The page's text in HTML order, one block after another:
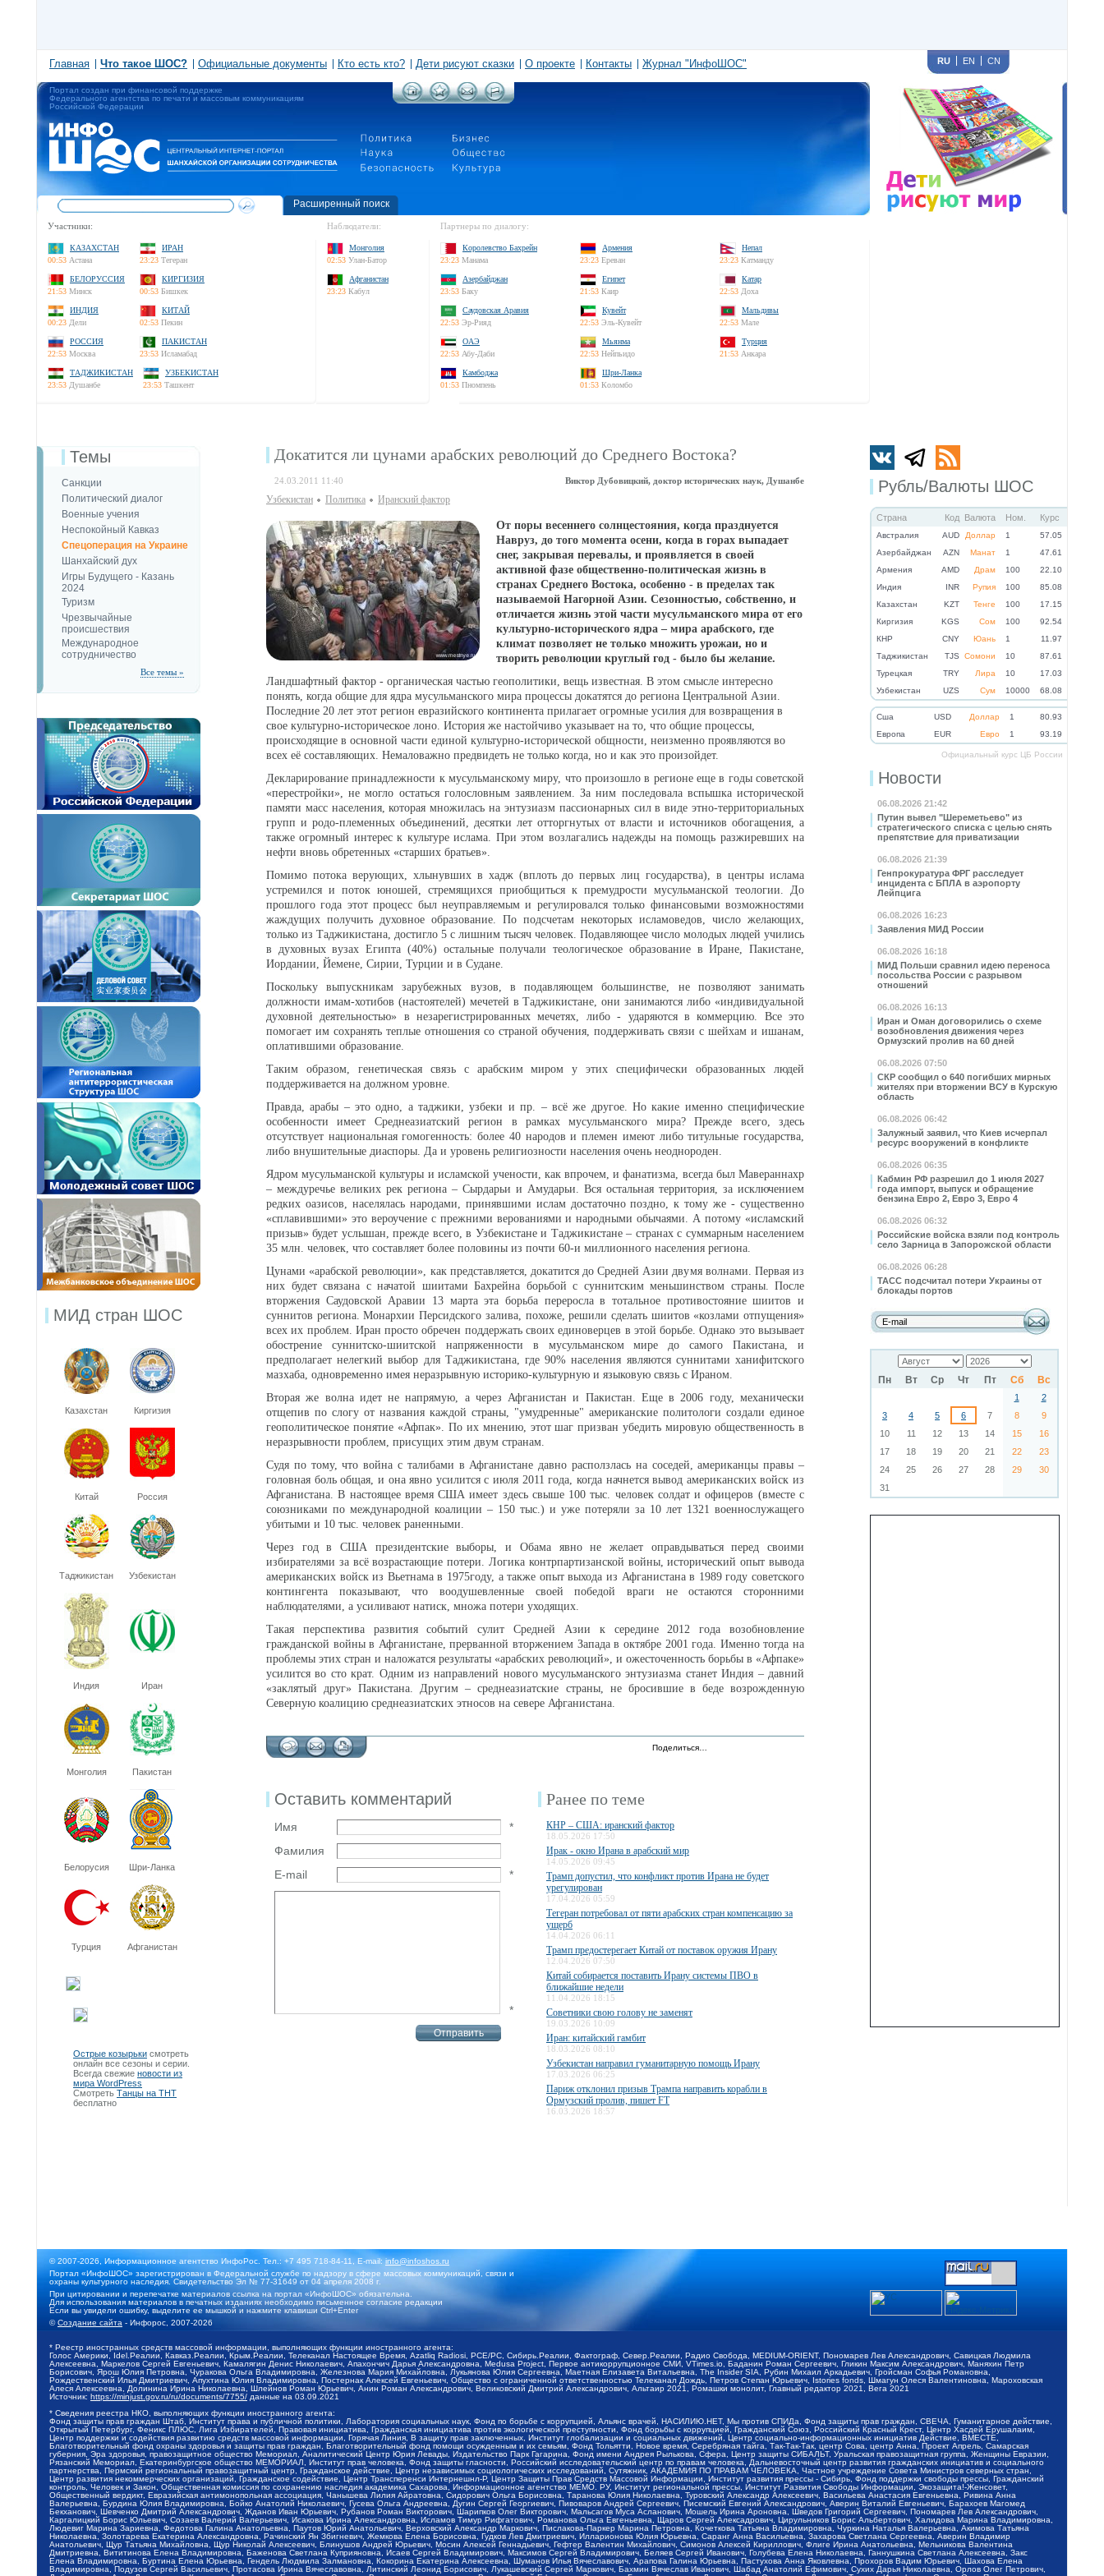
Главная Что такое ШОС? Официальные документы Кто есть кто? Дети рисуют сказки О проекте Контакты Журнал "ИнфоШОС" RU EN CN
Портал создан при финансовой поддержке
Федерального агентства по печати и массовым коммуникациям
Российской Федерации
Расширенный поиск
Участники:
КАЗАХСТАН
00:53 Астана
ИРАН
23:23 Тегеран
БЕЛОРУССИЯ
21:53 Минск
КИРГИЗИЯ
00:53 Бишкек
ИНДИЯ
00:23 Дели
КИТАЙ
02:53 Пекин
РОССИЯ
22:53 Москва
ПАКИСТАН
23:53 Исламабад
ТАДЖИКИСТАН
23:53 Душанбе
УЗБЕКИСТАН
23:53 Ташкент
Наблюдатели:
Монголия
02:53 Улан-Батор
Афганистан
23:23 Кабул
Партнеры по диалогу:
Королевство Бахрейн
23:23 Манама
Армения
23:23 Ереван
Непал
23:23 Катманду
Азербайджан
23:53 Баку
Египет
21:53 Каир
Катар
22:53 Доха
Саудовская Аравия
22:53 Эр-Рияд
Кувейт
22:53 Эль-Кувейт
Мальдивы
22:53 Мале
ОАЭ
22:53 Абу-Даби
Мьянма
22:53 Нейпьидо
Турция
21:53 Анкара
Камбоджа
01:53 Пномпень
Шри-Ланка
01:53 Коломбо
Рубль/Валюты ШОС
Страна Код Валюта Ном. Курс
Австралия AUD Доллар 1
57.05
Азербайджан
AZN Манат 1
47.61
Армения
AMD Драм 100
22.10
Индия
INR Рупия 100
85.08
Казахстан
KZT Тенге 100
17.15
Киргизия
KGS Сом 100
92.54
КНР
CNY Юань 1
11.97
Таджикистан
TJS Сомони 10
87.61
Турецкая
TRY Лира 10
17.03
Узбекистан
UZS Сум 10000 68.08
Cша USD Доллар 1
80.93
Eвропа
EUR Евро 1 93.19
Официальный курс ЦБ России
Новости
06.08.2026 21:42
Путин вывел "Шереметьево" из
стратегического списка с целью снять
препятствие для приватизации
06.08.2026 21:39
Генпрокуратура ФРГ расследует
инцидента с БПЛА в аэропорту
Лейпцига
06.08.2026 16:23
Заявления МИД России
06.08.2026 16:18
МИД Польши сравнил идею переноса
посольства России с разрывом
отношений
06.08.2026 16:13
Иран и Оман договорились о схеме
возобновления движения через
Ормузский пролив на 60 дней
06.08.2026 07:50
СКР сообщил о 640 погибших мирных
жителях при вторжении ВСУ в Курскую
область
06.08.2026 06:42
Залужный заявил, что Киев исчерпал
ресурс вооружений в конфликте
06.08.2026 06:35
Кабмин РФ разрешил до 1 июля 2027
года импорт, выпуск и обращение
бензина Евро 2, Евро 3, Евро 4
06.08.2026 06:32
Российские войска взяли под контроль
село Зарница в Запорожской области
06.08.2026 06:28
ТАСС подсчитал потери Украины от
блокады портов
Пн Вт Ср Чт Пт Сб Вс
1
2
3
4 5 6 7 8
9
10
11 12 13 14 15
16
17
18 19 20 21 22
23
24
25 26 27 28 29
30
31
Темы
Санкции
Политический диалог
Военные учения
Неспокойный Кавказ
Спецоперация на Украине
Шанхайский дух
Игры Будущего - Казань
2024
Туризм
Чрезвычайные
происшествия
Международное
сотрудничество
Все темы »
МИД стран ШОС
Казахстан Киргизия
Китай Россия
Таджикистан Узбекистан
Индия Иран
Монголия Пакистан
Белорусия Шри-Ланка
Турция Афганистан
Острые козырьки смотреть
онлайн все сезоны и серии.
Всегда свежие новости из
мира WordPress
Смотреть Танцы на ТНТ
бесплатно
Докатится ли цунами арабских революций до Среднего Востока?
24.03.2011 11:40 Виктор Дубовицкий, доктор исторических наук, Душанбе
Узбекистан Политика Иранский фактор
От поры весеннего солнцестояния, когда празднуется
Навруз, до того момента осени, когда в горах выпадает
снег, закрывая перевалы, и проявляется в своей
активной фазе общественно-политическая жизнь в
странах Среднего Востока, особенно - в пределах так
называемой Нагорной Азии. Сезонностью, собственно, и
отличается жизнь этой части мусульманского мира от его
культурно-исторического ядра – мира арабского, где
климат позволяет не только множить урожаи, но и
творить революции круглый год - было бы желание.
Ландшафтный фактор - органическая частью геополитики, вещь известная. В этом смысле интересно
понять, когда общие для ядра мусульманского мира процессы докатятся до региона Центральной Азии.
Последние 20 лет этот регион евразийского континента прилагает огромные усилия для возвращения в
свое культурно-историческое лоно. История же настойчиво указывает на то, что общие процессы,
происходящие в основной части единой культурно-исторической общности, неизменно проявляются во
всех её составляющих. Немаловажно предвидеть не только когда, но и как это произойдет.
Декларирование принадлежности к мусульманскому миру, что произошло в регионе еще в годы советской
«перестройки», не могло остаться голословным заявлением. За ним последовала вспышка исторической
памяти масс населения, которая множилась на энтузиазм пассионарных сил в виде этно-территориальных
групп и родо-племенных объединений, десятки лет отторгнутых от власти и источников обогащения, а
также огромный интерес к культуре ислама. При этом возлагались надежды на помощь разжиревших на
нефти вновь обретенных «старших братьев».
Помимо потока верующих, хлынувших в хадж (вплоть до первых лиц государства), в центры ислама
устремился и поток юношей, стремящихся приобщиться к премудрости мусульманской теологии. До
прошлого года этот процесс был неуправляемым и регулировался только финансовыми возможностями
жаждущих получить духовное образование. По подсчетам некоторых исламоведов, число желающих,
только из Таджикистана, достигло 5 с лишним тысяч человек. Подавляющее число молодых людей учились
в духовных вузах Египта (40%) остальные получали теологическое образование в Иране, Пакистане,
Иордании, Йемене, Сирии, Турции и в Судане.
Поскольку выпускникам зарубежных вузов, в подавляющем большинстве, не позволяют занимать
должности имам-хотибов (настоятелей) мечетей в Таджикистане, они занимаются либо «индивидуальной
духовной деятельностью» в незарегистрированных мечетях, либо - ударяются в коммерцию. Все это
помогает им сохранять теплые отношения со страной обучения, поддерживать связи с шейхам и ишанам,
оплатившими образование.
Таким образом, генетическая связь с арабским миром у этих специфически образованных людей
поддерживается на должном уровне.
Правда, арабы – это одно, а таджики, узбеки и пр. – всё же другое. Но какие именно специфические
особенности имеет Среднеазиатский регион в рамках мусульманского мира? Прежде всего, здесь
отсутствует национальная гомогенность: более 40 народов и племен имеют либо титульные государства,
либо внушительные диаспоры. Да и уровень религиозности населения очень неоднороден.
Ядром мусульманской культуры и исламской учености, как впрочем, и фанатизма, всегда был Мавераннахр
– междуречье великих рек региона – Сырдарьи и Амударьи. Вся остальная территория, за исключением
редких оазисов, населялась народами, принявшими ислам достаточно поздно, к тому же - существенно
«сплавившими» это вероучение с прежними верованиями и народными обычаями. А потому «исламский
призыв» будет услышан, прежде всего, в Узбекистане и Таджикистане – странах с суммарным населением
35 млн. человек, что составляет более половины из почти 60-и миллионного населения региона.
Цунами «арабской революции», как представляется, докатится до Средней Азии двумя волнами. Первая из
них будет связана с начатой шиитами Бахрейна борьбой с суннитским меньшинством страны. После
вторжения Саудовской Аравии 13 марта эта борьба переросла в тотальное противостояние шиитов и
суннитов региона. Монархии Персидского залива, похоже, решили сделать шиитов «козлами отпущения»
всех их проблем. Иран просто обречен поддержать своих единоверцев в этой борьбе. Однако это вызывает
обострение суннитско-шиитской напряженности в мусульманском мире до самого Пакистана, и
предполагает нелегкий выбор для Таджикистана, где 90% населения являются суннитами ханифитского
мазхаба, одновременно имея неразрывную историко-культурную и языковую связь с Ираном.
Вторая же волна идет не напрямую, а через Афганистан и Пакистан. Еще в 2006 году, механически
отщепив по слогу от названия каждой страны, "умудренные" американские политологи создали единое
геополитическое понятие «Афпак». По их мнению, этот шаг призван убедить мировую общественность в
неразрывности проблем, присущих этим двум странам.
Судя по тому, что война с талибами в Афганистане давно расползлась на соседей, американцы правы –
головная боль общая, и она явно усилится с июля 2011 года, когда начнется вывод американских войск из
Афганистана. В настоящее время США имеет здесь свыше 100 тыс. человек солдат и офицеров (вместе с
союзниками по международной коалиции – 150 тыс.) и уже потеряли за 10 лет 1321 военнослужащего
убитыми и 10 тыс. человек раненными.
Через год в США президентские выборы, и Обама явно не желает оправдываться перед своими
избирателями за всё возрастающие потери. Логика контрпартизанской войны, исторический опыт вывода
американских войск из Вьетнама в 1975году, а также опыт выхода из Афганистана в 1989 году советского
контингента показывают, что воодушевленные своей победой враги не остаются сторонними
наблюдателями, а усиливают натиск, множа потери уходящих.
Такая перспектива развития событий сулит Средней Азии к середине 2012 года возобновление
гражданской войны в Афганистане, прерванной вторжением Запада в октябре 2001 года. Именно тогда на
проблемы этих стран и наложатся результаты «арабских революций», и ожесточенность борьбы в «Афпаке»
усилится во сто крат. Одним из направлений нового мусульманского энтузиазма станет Индия – давний
«заклятый друг» Пакистана. Другим – среднеазиатские страны, не бросившие в беде возрожденную
Северную коалицию среднеазиатских этносов на севере Афганистана.
Поделиться…
Оставить комментарий
Имя
*
Фамилия
E-mail
*
*
Ранее по теме
КНР – США: иранский фактор
18.05.2026 17:50
Ирак - окно Ирана в арабский мир
14.05.2026 09:45
Трамп допустил, что конфликт против Ирана не будет
урегулирован
17.04.2026 05:59
Тегеран потребовал от пяти арабских стран компенсацию за
ущерб
14.04.2026 06:11
Трамп предостерегает Китай от поставок оружия Ирану
12.04.2026 07:50
Китай собирается поставить Ирану системы ПВО в
ближайшие недели
11.04.2026 18:15
Советники свою голову не заменят
19.03.2026 10:09
Иран: китайский гамбит
18.03.2026 08:10
Узбекистан направил гуманитарную помощь Ирану
17.03.2026 06:25
Париж отклонил призыв Трампа направить корабли в
Ормузский пролив, пишет FT
16.03.2026 18:57
© 2007-2026, Информационное агентство ИнфоРос. Тел.: +7 495 718-84-11, E-mail:info@infoshos.ru
Портал «ИнфоШОС» зарегистрирован в Федеральной службе по надзору в сфере массовых коммуникаций, связи и
охраны культурного наследия. Свидетельство Эл № 77-31649 от 04 апреля 2008 г.
При цитировании и перепечатке материалов ссылка на портал «ИнфоШОС» обязательна.
Для использования материалов в печатных изданиях необходимо письменное согласие редакции
Если вы увидели ошибку, выделите ее мышкой и нажмите клавиши Ctrl+Enter
©Создание сайта - Инфорос, 2007-2026
* Реестр иностранных средств массовой информации, выполняющих функции иностранного агента:
Голос Америки, Idel.Реалии, Кавказ.Реалии, Крым.Реалии, Телеканал Настоящее Время, Azatliq Radiosi, PCE/PC, Сибирь.Реалии, Фактограф, Север.Реалии, Радио Свобода, MEDIUM-ORIENT, Пономарев Лев Александрович, Савицкая Людмила
Алексеевна, Маркелов Сергей Евгеньевич, Камалягин Денис Николаевич, Апахончич Дарья Александровна, Medusa Project, Первое антикоррупционное СМИ, VTimes.io, Баданин Роман Сергеевич, Гликин Максим Александрович, Маняхин Петр
Борисович, Ярош Юлия Петровна, Чуракова Ольга Владимировна, Железнова Мария Михайловна, Лукьянова Юлия Сергеевна, Маетная Елизавета Витальевна, The Insider SIA, Рубин Михаил Аркадьевич, Гройсман Софья Романовна,
Рождественский Илья Дмитриевич, Апухтина Юлия Владимировна, Постернак Алексей Евгеньевич, Общество с ограниченной ответственностью Телеканал Дождь, Петров Степан Юрьевич, Istories fonds, Шмагун Олеся Валентиновна, Мароховская
Алеся Алексеевна, Долинина Ирина Николаевна, Шлейнов Роман Юрьевич, Анин Роман Александрович, Великовский Дмитрий Александрович, Альтаир 2021, Ромашки монолит, Главный редактор 2021, Вега 2021
Источник: https://minjust.gov.ru/ru/documents/7755/ данные на 03.09.2021
* Сведения реестра НКО, выполняющих функции иностранного агента:
Фонд защиты прав граждан Штаб, Институт права и публичной политики, Лаборатория социальных наук, Фонд по борьбе с коррупцией, Альянс врачей, НАСИЛИЮ.НЕТ, Мы против СПИДа, Фонд защиты прав граждан, СВЕЧА, Гуманитарное действие,
Открытый Петербург, Феникс ПЛЮС, Лига Избирателей, Правовая инициатива, Гражданская инициатива против экологической преступности, Фонд борьбы с коррупцией, Гражданский Союз, Российский Красный Крест, Центр Хасдей Ерушалаим,
Центр поддержки и содействия развитию средств массовой информации, Горячая Линия, В защиту прав заключенных, Институт глобализации и социальных движений, Центр социально-информационных инициатив Действие, ВМЕСТЕ,
Благотворительный фонд охраны здоровья и защиты прав граждан, Благотворительный фонд помощи осужденным и их семьям, Фонд Тольятти, Новое время, Серебряная тайга, Так-Так-Так, центр Сова, центр Анна, Проект Апрель, Самарская
губерния, Эра здоровья, правозащитное общество Мемориал, Аналитический Центр Юрия Левады, Издательство Парк Гагарина, Фонд имени Андрея Рылькова, Сфера, Центр защиты СИБАЛЬТ, Уральская правозащитная группа, Женщины Евразии,
Рязанский Мемориал, Екатеринбургское общество МЕМОРИАЛ, Институт прав человека, Фонд защиты гласности, Российский исследовательский центр по правам человека, Дальневосточный центр развития гражданских инициатив и социального
партнерства, Пермский региональный правозащитный центр, Гражданское действие, Центр независимых социологических исследований, Сутяжник, АКАДЕМИЯ ПО ПРАВАМ ЧЕЛОВЕКА, Частное учреждение Совета Министров северных стран,
Центр развития некоммерческих организаций, Гражданское содействие, Центр Трансперенси Интернешнл-Р, Центр Защиты Прав Средств Массовой Информации, Институт развития прессы - Сибирь, Фонд поддержки свободы прессы, Гражданский
контроль, Человек и Закон, Общественная комиссия по сохранению наследия академика Сахарова, Информационное агентство МЕМО. РУ, Институт региональной прессы, Институт Развития Свободы Информации, Экозащита!-Женсовет,
Общественный вердикт, Евразийская антимонопольная ассоциация, Чанышева Лилия Айратовна, Сидорович Ольга Борисовна, Таранова Юлия Николаевна, Туровский Александр Алексеевич, Васильева Анастасия Евгеньевна, Ривина Анна
Валерьевна, Бурдина Юлия Владимировна, Бойко Анатолий Николаевич, Гусева Ольга Андреевна, Дугин Сергей Георгиевич, Пивоваров Андрей Сергеевич, Писемский Евгений Александрович, Аверин Виталий Евгеньевич, Барахоев Магомед
Бекханович, Шевченко Дмитрий Александрович, Жданов Иван Юрьевич, Рубанов Роман Викторович, Шарипков Олег Викторович, Мальсагов Муса Асланович, Мошель Ирина Ароновна, Шведов Григорий Сергеевич, Пономарев Лев Александрович,
Каргалицкий Борис Юльевич, Созаев Валерий Валерьевич, Исакова Ирина Александровна, Исламов Тимур Рифгатович, Романова Ольга Евгеньевна, Щаров Сергей Алексадрович, Цирульников Борис Альбертович, Халидова Марина Владимировна,
Людевиг Марина Зариевна, Федотова Галина Анатольевна, Паутов Юрий Анатольевич, Верховский Александр Маркович, Пислакова-Паркер Марина Петровна, Кочеткова Татьяна Владимировна, Чуркина Наталья Валерьевна, Акимова Татьяна
Николаевна, Золотарева Екатерина Александровна, Рачинский Ян Збигневич, Жемкова Елена Борисовна, Гудков Лев Дмитриевич, Илларионова Юлия Юрьевна, Саранг Анна Васильевна, Захарова Светлана Сергеевна, Аверин Владимир
Анатольевич, Щур Татьяна Михайловна, Щур Николай Алексеевич, Блинушов Андрей Юрьевич, Мосин Алексей Геннадьевич, Гефтер Валентин Михайлович, Симонов Алексей Кириллович, Флиге Ирина Анатольевна, Мельникова Валентина
Дмитриевна, Вититинова Елена Владимировна, Баженова Светлана Куприяновна, Исаев Сергей Владимирович, Максимов Сергей Владимирович, Беляев Сергей Иванович, Голубева Елена Николаевна, Ганнушкина Светлана Алексеевна, Закс
Елена Владимировна, Буртина Елена Юрьевна, Гендель Людмила Залмановна, Кокорина Екатерина Алексеевна, Шуманов Илья Вячеславович, Арапова Галина Юрьевна, Пастухова Анна Яковлевна, Прохоров Вадим Юрьевич, Шахова Елена
Владимировна, Подузов Сергей Васильевич, Протасова Ирина Вячеславовна, Литинский Леонид Борисович, Лукашевский Сергей Маркович, Бахмин Вячеслав Иванович, Шабад Анатолий Ефимович, Сухих Дарья Николаевна, Орлов Олег Петрович,